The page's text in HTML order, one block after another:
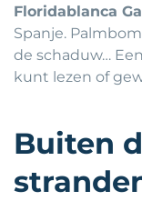
Floridablanca
Spanje.
de schaduw…
kunt lezen of
Buiten